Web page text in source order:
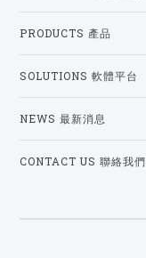
PRODUCTS 產品
SOLUTIONS 軟體平台
NEWS 最新消息
CONTACT US 聯絡我們